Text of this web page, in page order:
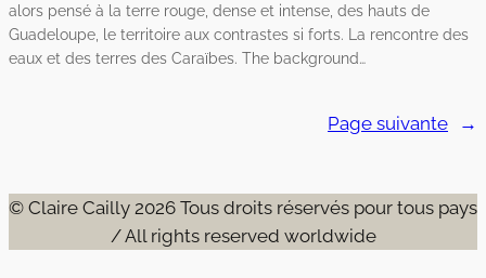
alors pensé à la terre rouge, dense et intense, des hauts de
Guadeloupe, le territoire aux contrastes si forts. La rencontre des
eaux et des terres des Caraïbes. The background…
Page suivante →
© Claire Cailly 2026 Tous droits réservés pour tous pays
/ All rights reserved worldwide